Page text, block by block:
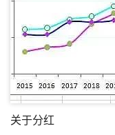
关于分红